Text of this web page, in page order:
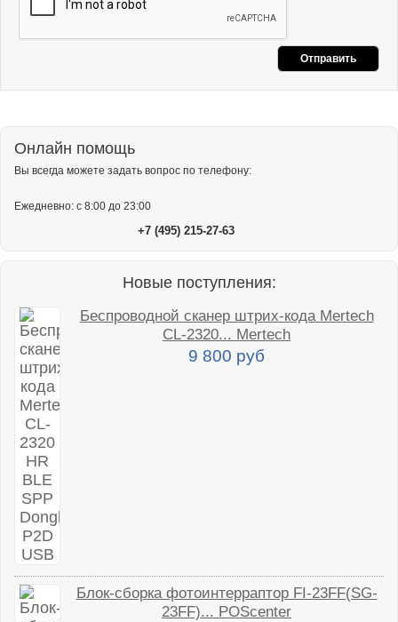
Онлайн помощь
Вы всегда можете задать вопрос по телефону:
Ежедневно: с 8:00 до 23:00
+7 (495) 215-27-63
Новые поступления:
Беспроводной сканер штрих-кода Mertech
CL-2320... Mertech
9 800 руб
Блок-сборка фотоинтерраптор FI-23FF(SG-
23FF)... POScenter